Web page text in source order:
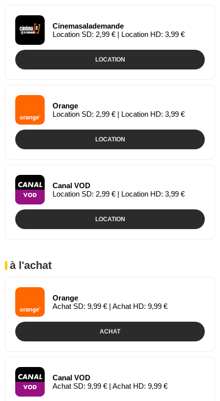
Cinemasalademande
Location SD: 2,99 € | Location HD: 3,99 €
LOCATION
Orange
Location SD: 2,99 € | Location HD: 3,99 €
LOCATION
Canal VOD
Location SD: 2,99 € | Location HD: 3,99 €
LOCATION
à l'achat
Orange
Achat SD: 9,99 € | Achat HD: 9,99 €
ACHAT
Canal VOD
Achat SD: 9,99 € | Achat HD: 9,99 €